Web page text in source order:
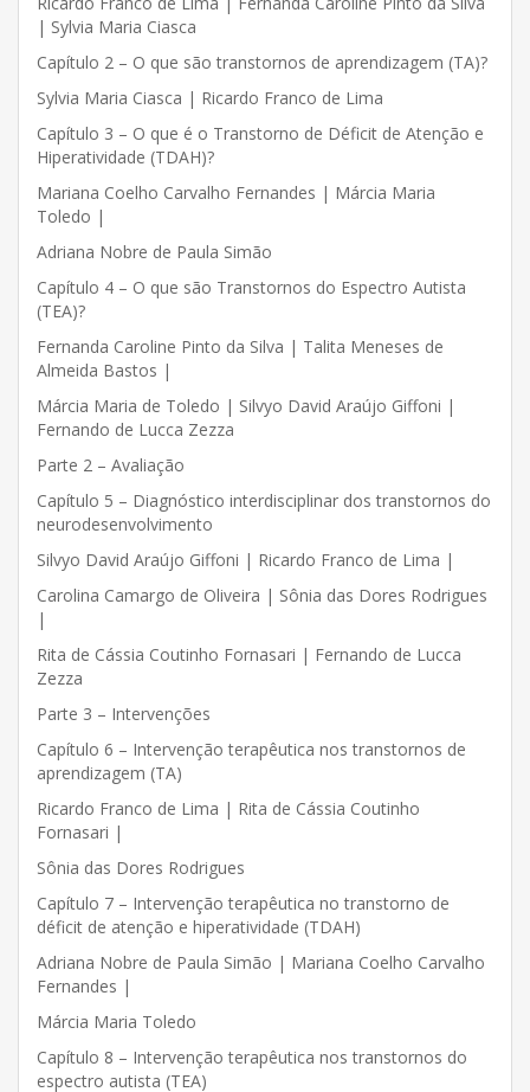
| Sylvia Maria Ciasca
Capítulo 2 – O que são transtornos de aprendizagem (TA)?
Sylvia Maria Ciasca | Ricardo Franco de Lima
Capítulo 3 – O que é o Transtorno de Déficit de Atenção e
Hiperatividade (TDAH)?
Mariana Coelho Carvalho Fernandes | Márcia Maria
Toledo |
Adriana Nobre de Paula Simão
Capítulo 4 – O que são Transtornos do Espectro Autista
(TEA)?
Fernanda Caroline Pinto da Silva | Talita Meneses de
Almeida Bastos |
Márcia Maria de Toledo | Silvyo David Araújo Giffoni |
Fernando de Lucca Zezza
Parte 2 – Avaliação
Capítulo 5 – Diagnóstico interdisciplinar dos transtornos do
neurodesenvolvimento
Silvyo David Araújo Giffoni | Ricardo Franco de Lima |
Carolina Camargo de Oliveira | Sônia das Dores Rodrigues
|
Rita de Cássia Coutinho Fornasari | Fernando de Lucca
Zezza
Parte 3 – Intervenções
Capítulo 6 – Intervenção terapêutica nos transtornos de
aprendizagem (TA)
Ricardo Franco de Lima | Rita de Cássia Coutinho
Fornasari |
Sônia das Dores Rodrigues
Capítulo 7 – Intervenção terapêutica no transtorno de
déficit de atenção e hiperatividade (TDAH)
Adriana Nobre de Paula Simão | Mariana Coelho Carvalho
Fernandes |
Márcia Maria Toledo
Capítulo 8 – Intervenção terapêutica nos transtornos do
espectro autista (TEA)